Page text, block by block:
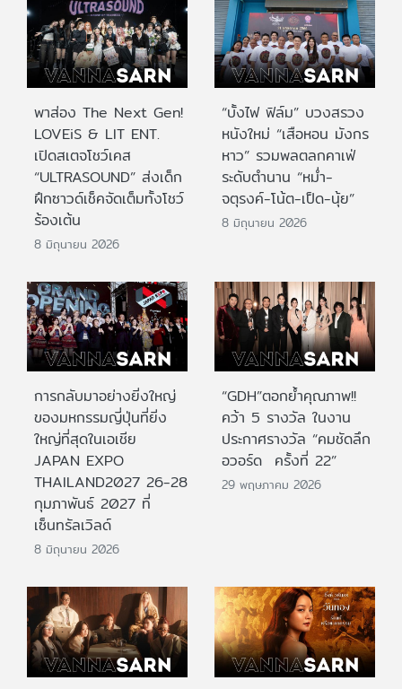
พาส่อง The Next Gen!
LOVEiS & LIT ENT.
เปิดสเตจโชว์เคส
“ULTRASOUND” ส่งเด็ก
ฝึกซาวด์เช็คจัดเต็มทั้งโชว์
ร้องเต้น
8 มิถุนายน 2026
“บั้งไฟ ฟิล์ม” บวงสรวง
หนังใหม่ “เสือหอน มังกร
หาว” รวมพลตลกคาเฟ่
ระดับตำนาน “หม่ำ-
จตุรงค์-โน้ต-เป็ด-นุ้ย”
8 มิถุนายน 2026
การกลับมาอย่างยิ่งใหญ่
ของมหกรรมญี่ปุ่นที่ยิ่ง
ใหญ่ที่สุดในเอเชีย
JAPAN EXPO
THAILAND2027 26-28
กุมภาพันธ์ 2027 ที่
เซ็นทรัลเวิลด์
8 มิถุนายน 2026
“GDH”ตอกย้ำคุณภาพ!!
คว้า 5 รางวัล ในงาน
ประกาศรางวัล “คมชัดลึก
อวอร์ด ครั้งที่ 22”
29 พฤษภาคม 2026